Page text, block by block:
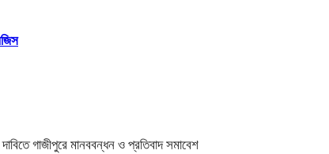
গাজীপুরে মানববন্ধন ও প্রতিবাদ সমাবেশ